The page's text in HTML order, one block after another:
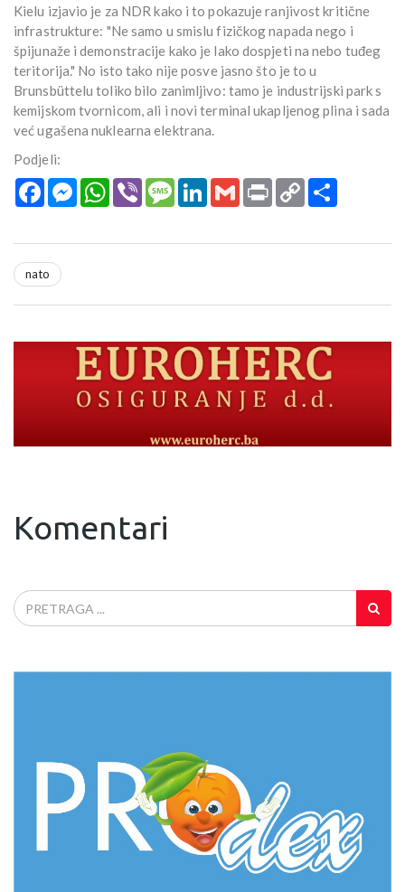
Kielu izjavio je za NDR kako i to pokazuje ranjivost kritične
infrastrukture: "Ne samo u smislu fizičkog napada nego i
špijunaže i demonstracije kako je lako dospjeti na nebo tuđeg
teritorija." No isto tako nije posve jasno što je to u
Brunsbüttelu toliko bilo zanimljivo: tamo je industrijski park s
kemijskom tvornicom, ali i novi terminal ukapljenog plina i sada
već ugašena nuklearna elektrana.
Podjeli:
FacebookMessengerWhatsApp
Viber MessageLinkedInGmail Print Copy
Link
nato
Komentari